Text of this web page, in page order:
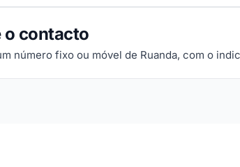
o contacto
número fixo ou móvel de Ruanda, com o